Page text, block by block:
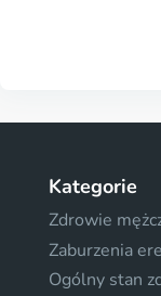
Kategorie
Zdrowie
Zaburzenia
Ogólny stan